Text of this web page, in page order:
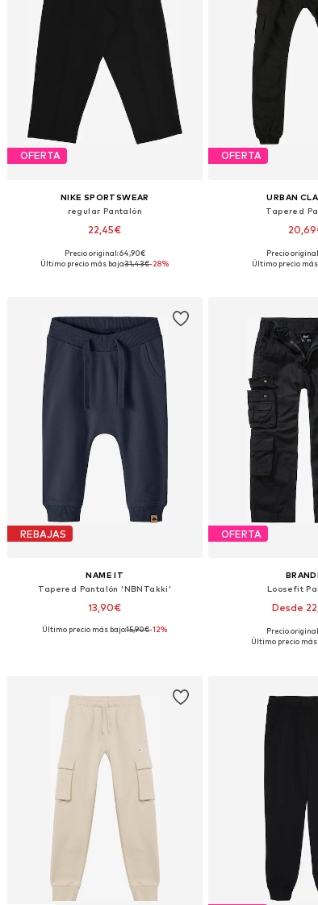
OFERTA
NIKE SPORTSWEAR
regular Pantalón
22,45€
Disponible en muchas tallas
Precio original: 64,90€
Último precio más bajo:31,43€-28%
OFERTA
URBAN
Tapered
Disponible en
Precio
Último precio más
REBAJAS
NAME IT
Tapered Pantalón 'NBNTakki'
13,90€
Disponible en muchas tallas
Último precio más bajo:15,90€-12%
OFERTA
Loosefit
Desde
Disponible en
Precio
Último precio más